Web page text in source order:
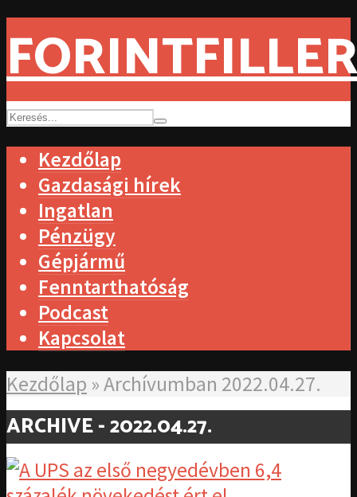
Kezdőlap
Gazdasági hírek
Ingatlan
Pénzügy
Gépjármű
Fenntarthatóság
Podcast
Kapcsolat
Kezdőlap »Archívumban 2022.04.27.
ARCHIVE - 2022.04.27.